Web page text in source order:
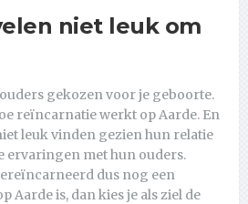
niet leuk om
ouders gekozen voor je geboorte.
reïncarnatie werkt op Aarde. En
leuk vinden gezien hun relatie
ervaringen met hun ouders.
dus nog een
Aarde is, dan kies je als ziel de